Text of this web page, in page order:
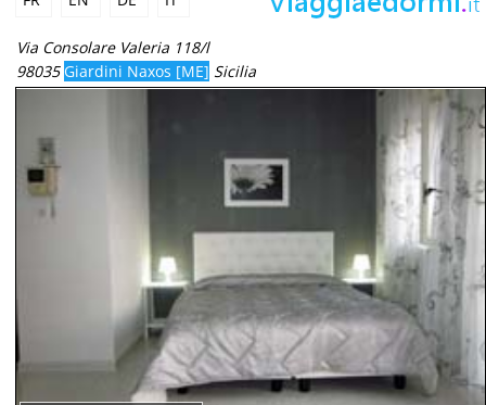
Via Consolare Valeria 118/l
98035 Giardini Naxos [ME] Sicilia